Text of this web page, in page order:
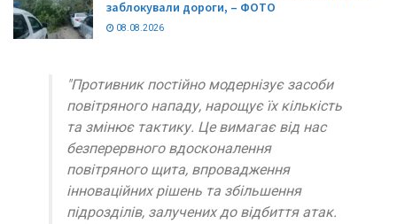
заблокували дороги, – ФОТО
08.08.2026
"Противник постійно модернізує засоби
повітряного нападу, нарощує їх кількість
та змінює тактику. Це вимагає від нас
безперервного вдосконалення
повітряного щита, впровадження
інноваційних рішень та збільшення
підрозділів, залучених до відбиття атак.